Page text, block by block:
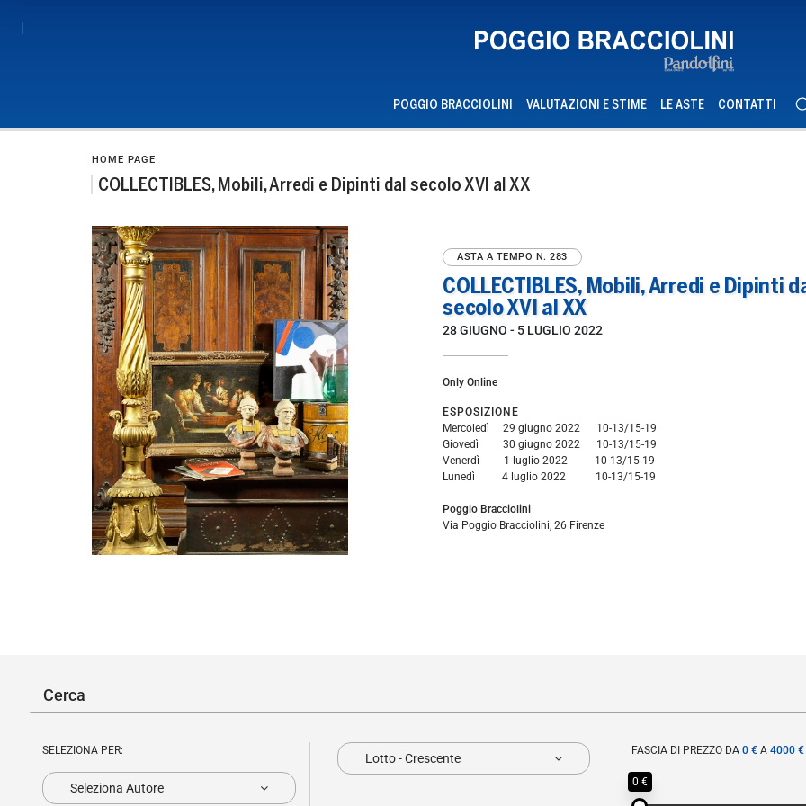
POGGIO BRACCIOLINI VALUTAZIONI E STIME LE ASTE CONTATTI
HOME PAGE
COLLECTIBLES, Mobili, Arredi e Dipinti dal secolo XVI al XX
ASTA A TEMPO N. 283
COLLECTIBLES, Mobili, Arredi e Dipinti
secolo XVI al XX
28 GIUGNO - 5 LUGLIO 2022
Only Online
ESPOSIZIONE
Mercoledì 29 giugno 2022 10-13/15-19
Giovedì 30 giugno 2022 10-13/15-19
Venerdì 1 luglio 2022 10-13/15-19
Lunedì 4 luglio 2022 10-13/15-19
Poggio Bracciolini
Via Poggio Bracciolini, 26 Firenze
SELEZIONA PER:
Seleziona Autore
FASCIA DI PREZZO DA 0 € A 4000 €
0 €
Lotto - Crescente